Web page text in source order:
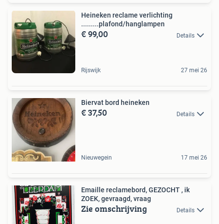
Heineken reclame verlichting
.........plafond/hanglampen
€ 99,00 Details
Rijswijk 27 mei 26
Biervat bord heineken
€ 37,50 Details
Nieuwegein 17 mei 26
Emaille reclamebord, GEZOCHT , ik
ZOEK, gevraagd, vraag
Zie omschrijving Details